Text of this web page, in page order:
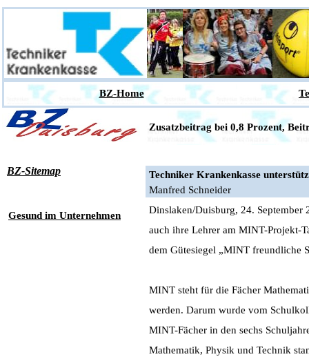
BZ-Home
BZ-Sitemap
Gesund im Unternehmen
Zusatzbeitrag bei 0,8 Prozent,
Techniker Krankenkasse
Manfred Schneider
Dinslaken/Duisburg, 24. September
auch ihre Lehrer am MINT-Projekt-
dem Gütesiegel „MINT freundliche
MINT steht für die Fächer
werden. Darum wurde vom
MINT-Fächer in den sechs
Mathematik, Physik und Technik